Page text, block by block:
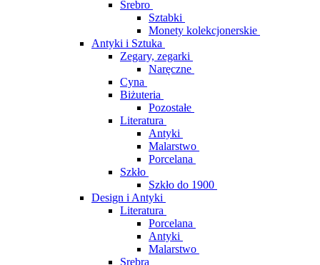
Srebro
Sztabki
Monety kolekcjonerskie
Antyki i Sztuka
Zegary, zegarki
Naręczne
Cyna
Biżuteria
Pozostałe
Literatura
Antyki
Malarstwo
Porcelana
Szkło
Szkło do 1900
Design i Antyki
Literatura
Porcelana
Antyki
Malarstwo
Srebra